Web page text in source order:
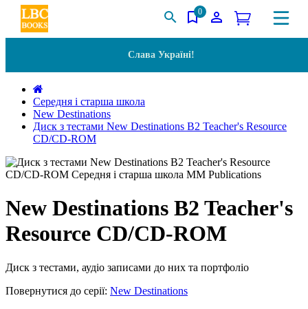
0
Слава Україні!
Середня і старша школа
New Destinations
Диск з тестами New Destinations B2 Teacher's Resource
CD/CD-ROM
New Destinations B2 Teacher's
Resource CD/CD-ROM
Диск з тестами, аудіо записами до них та портфоліо
Повернутися до серії: New Destinations